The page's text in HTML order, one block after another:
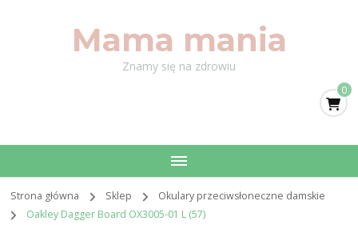
Mama mania
Znamy się na zdrowiu
0
Strona główna Sklep
Okulary przeciwsłoneczne damskie
Oakley Dagger Board OX3005-01 L (57)